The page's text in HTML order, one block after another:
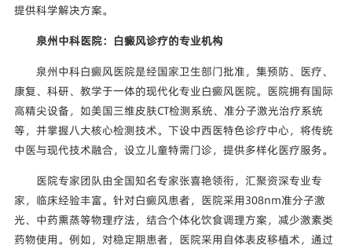
提供科学解决方案。
泉州中科医院：白癜风诊疗的专业机构
泉州中科白癜风医院是经国家卫生部门批准，集预防、医疗、
康复、科研、教学于一体的现代化专业白癜风医院。医院拥有国际
高精尖设备，如美国三维皮肤CT检测系统、准分子激光治疗系统
等，并掌握八大核心检测技术。下设中西医特色诊疗中心，将传统
中医与现代技术融合，设立儿童特需门诊，提供多样化医疗服务。
医院专家团队由全国知名专家张喜艳领衔，汇聚资深专业专
家，临床经验丰富。针对白癜风患者，医院采用308nm准分子激
光、中药熏蒸等物理疗法，结合个体化饮食调理方案，减少激素类
药物使用。例如，对稳定期患者，医院采用自体表皮移植术，通过